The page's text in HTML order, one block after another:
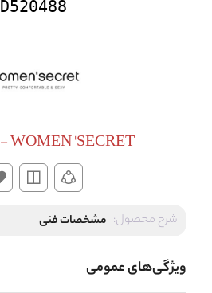
D520488
WOMEN 'SECRET - ومنز سکرت
شرح محصول: مشخصات فنی
ویژگی‌های عمومی